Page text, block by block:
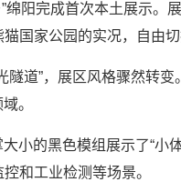
”绵阳完成首次本土展示
国家公园的实况，自由
隧道”，展区风格骤然转
。
小的黑色模组展示了“
和工业检测等场景。